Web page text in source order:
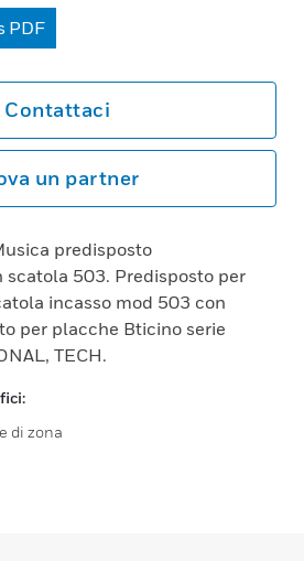
PDF
Contattaci
un partner
predisposto
503. Predisposto per
incasso mod 503 con
per placche Bticino serie
TECH.
di zona